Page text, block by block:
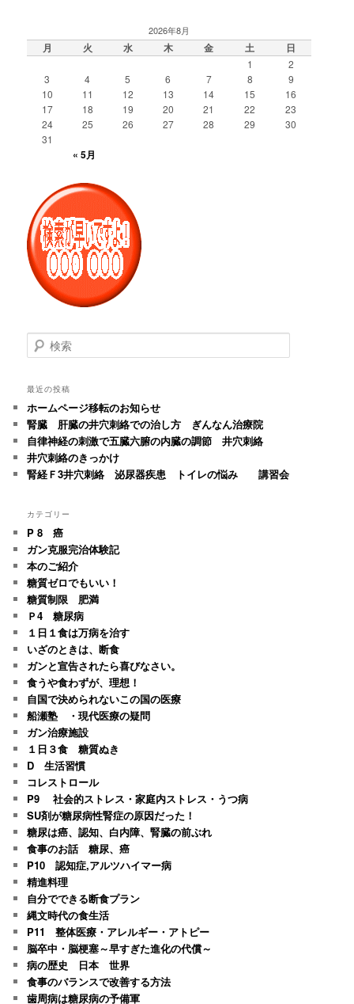
2026年8月
月 火 水 木 金 土 日
1
2
3
4 5 6 7 8
9
10
11 12 13 14 15
16
17
18 19 20 21 22
23
24
25 26 27 28 29
30
31
« 5月
検
索
最近の投稿
ホームページ移転のお知らせ
腎臓 肝臓の井穴刺絡での治し方 ぎんなん治療院
自律神経の刺激で五臓六腑の内臓の調節 井穴刺絡
井穴刺絡のきっかけ
腎経Ｆ3井穴刺絡 泌尿器疾患 トイレの悩み 講習会
カテゴリー
P 8 癌
ガン克服完治体験記
本のご紹介
糖質ゼロでもいい！
糖質制限 肥満
Ｐ4 糖尿病
１日１食は万病を治す
いざのときは、断食
ガンと宣告されたら喜びなさい。
食うや食わずが、理想！
自国で決められないこの国の医療
船瀬塾 ・現代医療の疑問
ガン治療施設
１日３食 糖質ぬき
D 生活習慣
コレストロール
P9 社会的ストレス・家庭内ストレス・うつ病
SU剤が糖尿病性腎症の原因だった！
糖尿は癌、認知、白内障、腎臓の前ぶれ
食事のお話 糖尿、癌
P10 認知症,アルツハイマー病
精進料理
自分でできる断食プラン
縄文時代の食生活
P11 整体医療・アレルギー・アトピー
脳卒中・脳梗塞～早すぎた進化の代償～
病の歴史 日本 世界
食事のバランスで改善する方法
歯周病は糖尿病の予備軍